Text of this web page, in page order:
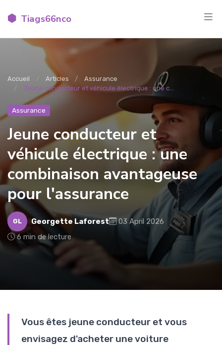
Tiags66nco
Accueil Articles
Assurance
Jeune conducteur et véhicule électrique : une c...
Assurance
Jeune conducteur et
véhicule électrique : une
combinaison avantageuse
pour l'assurance
GL Georgette Laforest
03 April 2026
6 min de lecture
Vous êtes jeune conducteur et vous
envisagez d'acheter une voiture